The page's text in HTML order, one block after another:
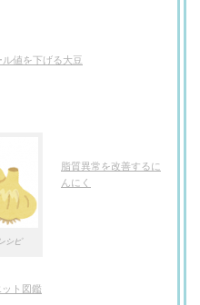
ル値を下げる大豆
シピ
脂質異常を改善するに
んにく
ト図鑑